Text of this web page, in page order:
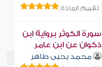
تقييم المادة:
سورة الكوثر برواية ابن
ذكوان عن ابن عامر
محمد يحيى طاهر